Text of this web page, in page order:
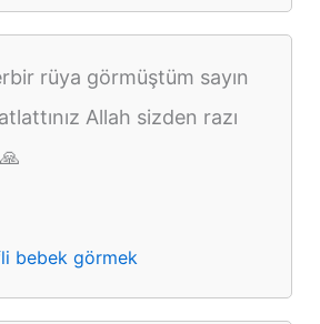
rüya görmüştüm sayın
Allah sizden razı
bebek görmek